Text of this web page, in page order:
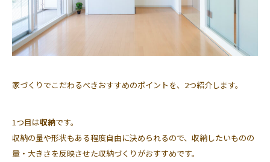
家づくりでこだわるべきおすすめのポイントを、2つ紹介します。
1つ目は収納です。
収納の量や形状もある程度自由に決められるので、収納したいものの
量・大きさを反映させた収納づくりがおすすめです。